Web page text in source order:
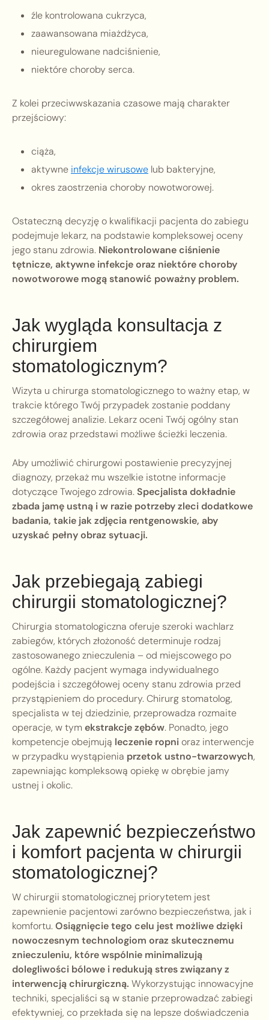
źle kontrolowana cukrzyca,
zaawansowana miażdżyca,
nieuregulowane nadciśnienie,
niektóre choroby serca.
Z kolei przeciwwskazania czasowe mają charakter
przejściowy:
ciąża,
aktywne infekcje wirusowe lub bakteryjne,
okres zaostrzenia choroby nowotworowej.
Ostateczną decyzję o kwalifikacji pacjenta do zabiegu
podejmuje lekarz, na podstawie kompleksowej oceny
jego stanu zdrowia. Niekontrolowane ciśnienie
tętnicze, aktywne infekcje oraz niektóre choroby
nowotworowe mogą stanowić poważny problem.
Jak wygląda konsultacja z
chirurgiem
stomatologicznym?
Wizyta u chirurga stomatologicznego to ważny etap, w
trakcie którego Twój przypadek zostanie poddany
szczegółowej analizie. Lekarz oceni Twój ogólny stan
zdrowia oraz przedstawi możliwe ścieżki leczenia.
Aby umożliwić chirurgowi postawienie precyzyjnej
diagnozy, przekaż mu wszelkie istotne informacje
dotyczące Twojego zdrowia.Specjalista dokładnie
zbada jamę ustną i w razie potrzeby zleci dodatkowe
badania, takie jak zdjęcia rentgenowskie, aby
uzyskać pełny obraz sytuacji.
Jak przebiegają zabiegi
chirurgii stomatologicznej?
Chirurgia stomatologiczna oferuje szeroki wachlarz
zabiegów, których złożoność determinuje rodzaj
zastosowanego znieczulenia – od miejscowego po
ogólne. Każdy pacjent wymaga indywidualnego
podejścia i szczegółowej oceny stanu zdrowia przed
przystąpieniem do procedury. Chirurg stomatolog,
specjalista w tej dziedzinie, przeprowadza rozmaite
operacje, w tym ekstrakcje zębów. Ponadto, jego
kompetencje obejmują leczenie ropnioraz interwencje
w przypadku wystąpienia przetok ustno-twarzowych,
zapewniając kompleksową opiekę w obrębie jamy
ustnej i okolic.
Jak zapewnić bezpieczeństwo
i komfort pacjenta w chirurgii
stomatologicznej?
W chirurgii stomatologicznej priorytetem jest
zapewnienie pacjentowi zarówno bezpieczeństwa, jak i
komfortu.Osiągnięcie tego celu jest możliwe dzięki
nowoczesnym technologiom oraz skutecznemu
znieczuleniu, które wspólnie minimalizują
dolegliwości bólowe i redukują stres związany z
interwencją chirurgiczną. Wykorzystując innowacyjne
techniki, specjaliści są w stanie przeprowadzać zabiegi
efektywniej, co przekłada się na lepsze doświadczenia